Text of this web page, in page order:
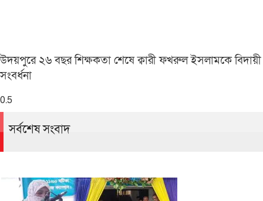
উদয়পুরে ২৬ বছর শিক্ষকতা শেষে ক্বারী ফখরুল ইসলামকে বিদায়ী
সংবর্ধনা
সর্বশেষ সংবাদ